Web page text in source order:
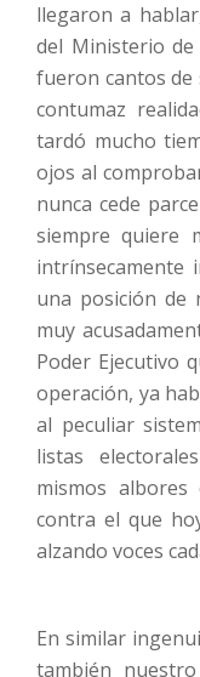
llegaron a
del Ministerio
fueron cantos de
contumaz
tardó mucho
ojos al
nunca cede
siempre quiere
intrínsecamente
una posición de
muy
Poder Ejecutivo
operación, ya
al peculiar
listas
mismos
contra el que
alzando voces
En similar
también